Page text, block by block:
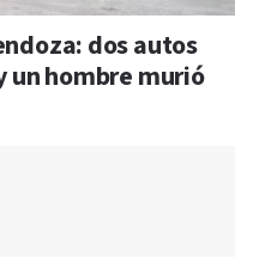
dos autos
un hombre murió